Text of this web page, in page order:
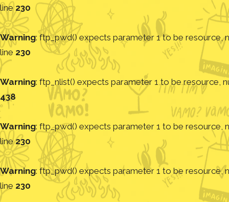
line230
Warning: ftp_pwd() expects parameter 1 to be resource,
line 230
Warning: ftp_nlist() expects parameter 1 to be resource,
438
Warning: ftp_pwd() expects parameter 1 to be resource,
line230
Warning: ftp_pwd() expects parameter 1 to be resource,
line 230